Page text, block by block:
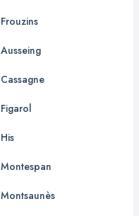
Frouzins
Ausseing
Cassagne
Figarol
His
Montespan
Montsaunès